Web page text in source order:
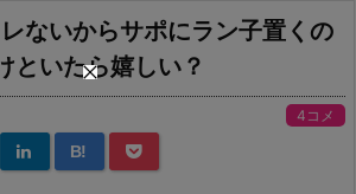
レないからサポにラン子置くの
いたら嬉しい？
4コメ
B!